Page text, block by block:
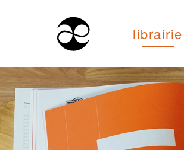
librairie